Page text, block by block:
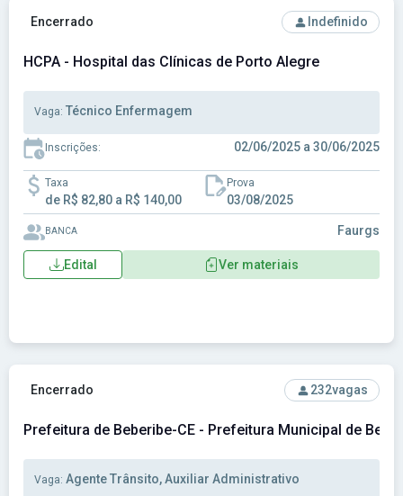
Ver concurso: HCPA - Hospital das Clínicas de Porto Alegre
Encerrado Indefinido
HCPA - Hospital das Clínicas de Porto Alegre
Vaga: Técnico Enfermagem
Inscrições: 02/06/2025 a 30/06/2025
Taxa
de R$ 82,80 a R$ 140,00
Prova
03/08/2025
BANCA Faurgs
Edital Ver materiais
Ver concurso: Prefeitura de Beberibe-CE - Prefeitura
Encerrado 232vagas
Prefeitura de Beberibe-CE - Prefeitura Municipal de
Vaga: Agente Trânsito, Auxiliar Administrativo